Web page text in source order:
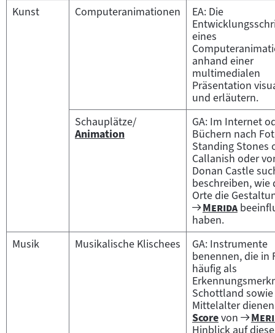
Kunst
Computeranimationen
EA: Die
eines
anhand einer
multimedialen
Präsentation
und erläutern.
Schauplätze/
Zum
Animation
GA: Im Internet
Büchern nach
Standing Stones
Callanish oder
Donan Castle
beschreiben, wie
Orte die
Zum
Filmarchiv:
"
Merida"
haben.
Musik
Musikalische Klischees
GA: Instrumente
benennen, die in
häufig als
Schottland
Mittelalter
Zum
Scorevon
Zum
"
Hinblick auf diese